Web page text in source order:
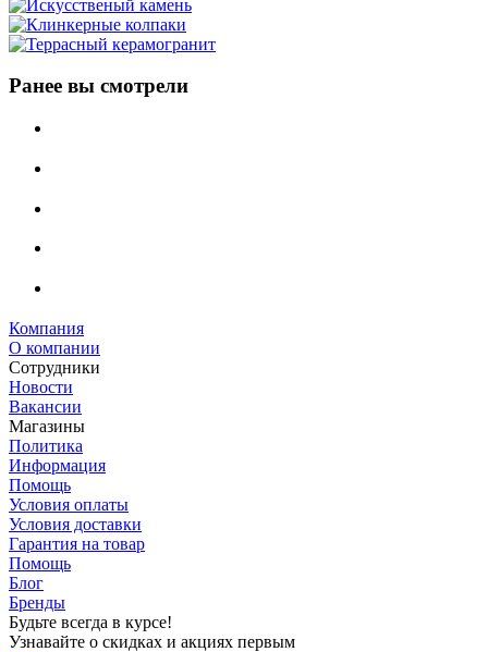
Ранее вы смотрели
Компания
О компании
Сотрудники
Новости
Вакансии
Магазины
Политика
Информация
Помощь
Условия оплаты
Условия доставки
Гарантия на товар
Помощь
Блог
Бренды
Будьте всегда в курсе!
Узнавайте о скидках и акциях первым